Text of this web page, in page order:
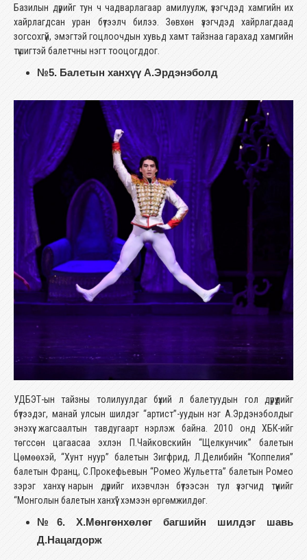
Базилын дүрийг тун ч чадварлагаар амилуулж, үзэгчдэд хамгийн их
хайрлагдсан уран бүтээлч билээ. Зөвхөн үзэгчдэд хайрлагдаад
зогсохгүй, эмэгтэй гоцлоочдын хувьд хамт тайзнаа гарахад хамгийн
түшигтэй балетчны нэгт тооцогддог.
№5. Балетын ханхүү А.Эрдэнэболд
УДБЭТ-ын тайзны толилуулдаг бүхий л балетуудын гол дүрүүдийг
бүтээдэг, манай улсын шилдэг “артист”-уудын нэг А.Эрдэнэболдыг
энэхүү жагсаалтын тавдугаарт нэрлэж байна. 2010 онд ХБК-ийг
төгссөн цагаасаа эхлэн П.Чайковскийн “Щелкунчик” балетын
Цөмөөхэй, “Хунт нуур” балетын Зигфрид, Л.Делибийн “Коппелия”
балетын Франц, С.Прокефьевын “Ромео Жульетта” балетын Ромео
зэрэг ханхүү нарын дүрийг ихэвчлэн бүтээсэн тул үзэгчид түүнийг
“Монголын балетын ханхүү” хэмээн өргөмжилдөг.
№6. Х.Мөнгөнхөлөг багшийн шилдэг шавь
Д.Нацагдорж